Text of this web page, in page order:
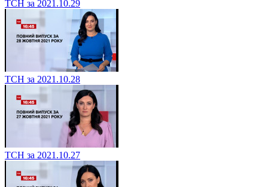
ТСН за 2021.10.29
ТСН за 2021.10.28
ТСН за 2021.10.27